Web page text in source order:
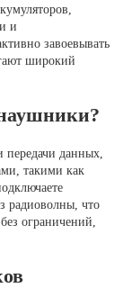
и
завоевывать
широкий
данных,
такими как
радиоволны, что
ограничений,